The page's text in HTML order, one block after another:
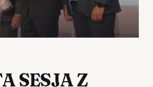
SESJA Z